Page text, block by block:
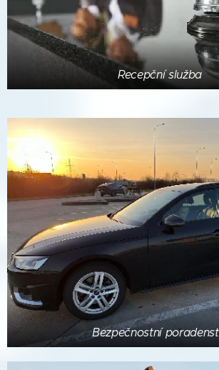
Recepční služba
Bezpečnostní